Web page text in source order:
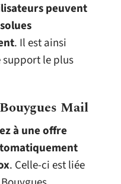
peuvent
. Il est ainsi
le plus
Mail
à une offre
. Celle-ci est liée